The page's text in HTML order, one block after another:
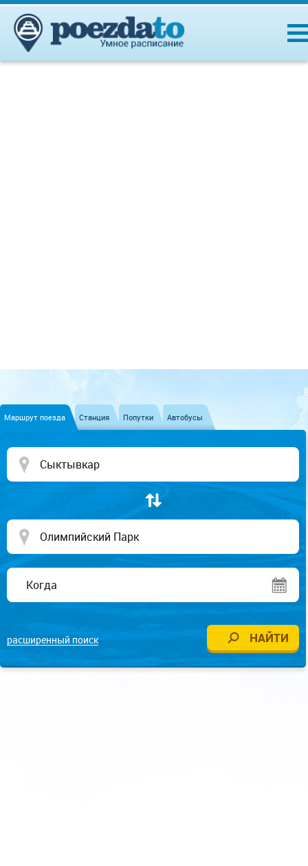
Маршрут поезда Станция Попутки Автобусы
расширенный поиск